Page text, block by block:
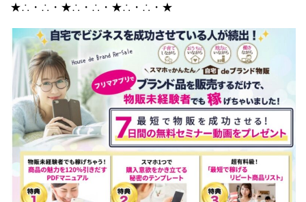
★∴・∴・★∴・∴・★∴・∴・★